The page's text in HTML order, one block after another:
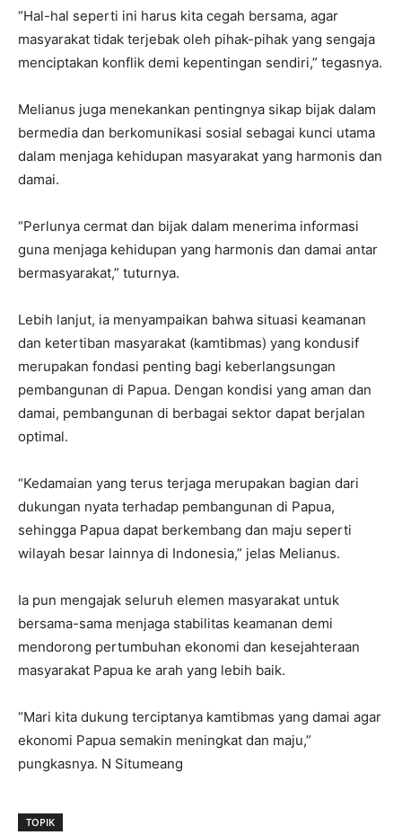
“Hal-hal seperti ini harus kita cegah bersama, agar
masyarakat tidak terjebak oleh pihak-pihak yang sengaja
menciptakan konflik demi kepentingan sendiri,” tegasnya.
Melianus juga menekankan pentingnya sikap bijak dalam
bermedia dan berkomunikasi sosial sebagai kunci utama
dalam menjaga kehidupan masyarakat yang harmonis dan
damai.
“Perlunya cermat dan bijak dalam menerima informasi
guna menjaga kehidupan yang harmonis dan damai antar
bermasyarakat,” tuturnya.
Lebih lanjut, ia menyampaikan bahwa situasi keamanan
dan ketertiban masyarakat (kamtibmas) yang kondusif
merupakan fondasi penting bagi keberlangsungan
pembangunan di Papua. Dengan kondisi yang aman dan
damai, pembangunan di berbagai sektor dapat berjalan
optimal.
“Kedamaian yang terus terjaga merupakan bagian dari
dukungan nyata terhadap pembangunan di Papua,
sehingga Papua dapat berkembang dan maju seperti
wilayah besar lainnya di Indonesia,” jelas Melianus.
Ia pun mengajak seluruh elemen masyarakat untuk
bersama-sama menjaga stabilitas keamanan demi
mendorong pertumbuhan ekonomi dan kesejahteraan
masyarakat Papua ke arah yang lebih baik.
“Mari kita dukung terciptanya kamtibmas yang damai agar
ekonomi Papua semakin meningkat dan maju,”
pungkasnya. N Situmeang
TOPIK